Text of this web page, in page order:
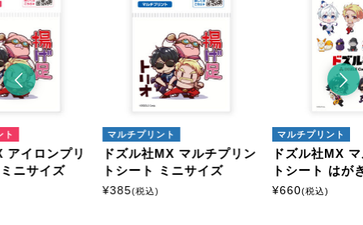
ト
アイロンプリ
ニサイズ
マルチプリント
ドズル社MX マルチプリン
トシート ミニサイズ
¥385(税込)
マルチプリント
ドズル社MX
トシート はが
¥660(税込)